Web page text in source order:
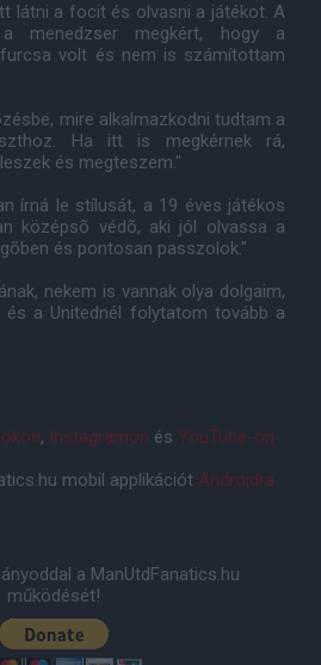
látni a focit és olvasni a játékot. A
a menedzser megkért, hogy a
furcsa volt és nem is számítottam
mire alkalmazkodni tudtam a
Ha itt is megkérnek rá,
és megteszem."
írná le stílusát, a 19 éves játékos
középsõ védõ, aki jól olvassa a
és pontosan passzolok."
nekem is vannak olya dolgaim,
és a Unitednél folytatom tovább a
, Instagramon és YouTube-on
mobil applikációt Androidra
a ManUtdFanatics.hu
működését!